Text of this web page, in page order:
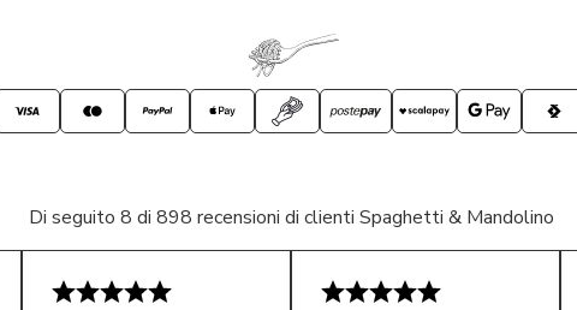
Di seguito 8 di 898 recensioni di clienti Spaghetti & Mandolino